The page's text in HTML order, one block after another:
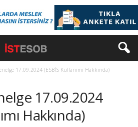
17.09.2024 (ESBİS Kullanımı Hakkında)
17.09.2024
Hakkında)